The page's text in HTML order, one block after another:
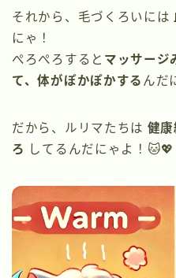
それから、毛づくろいには
にゃ！
ぺろぺろすると マッサージ
て、体がぽかぽかする んだ
だから、ルリマたちは 健
ろ してるんだにゃよ！🐱💖